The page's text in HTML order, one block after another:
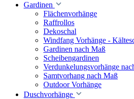
Gardinen
Flächenvorhänge
Raffrollos
Dekoschal
Windfang Vorhänge -
Gardinen nach Maß
Scheibengardinen
Verdunkelungsvorhänge
Samtvorhang nach Maß
Outdoor Vorhänge
Duschvorhänge